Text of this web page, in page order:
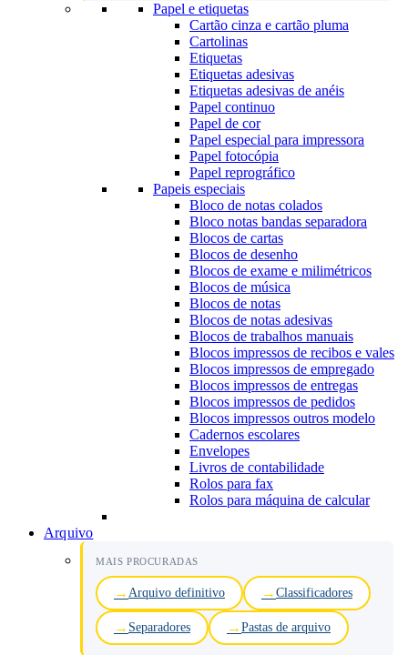
Papel e etiquetas
Cartão cinza e cartão pluma
Cartolinas
Etiquetas
Etiquetas adesivas
Etiquetas adesivas de anéis
Papel continuo
Papel de cor
Papel especial para impressora
Papel fotocópia
Papel reprográfico
Papeis especiais
Bloco de notas colados
Bloco notas bandas separadora
Blocos de cartas
Blocos de desenho
Blocos de exame e milimétricos
Blocos de música
Blocos de notas
Blocos de notas adesivas
Blocos de trabalhos manuais
Blocos impressos de recibos e vales
Blocos impressos de empregado
Blocos impressos de entregas
Blocos impressos de pedidos
Blocos impressos outros modelo
Cadernos escolares
Envelopes
Livros de contabilidade
Rolos para fax
Rolos para máquina de calcular
Arquivo
MAIS PROCURADAS
Arquivo definitivo Classificadores
Separadores Pastas de arquivo